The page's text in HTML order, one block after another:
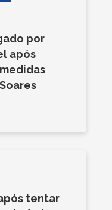
por
após
tentar